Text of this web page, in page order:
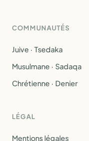
COMMUNAUTÉS
Juive · Tsedaka
Musulmane · Sadaqa
Chrétienne · Denier
LÉGAL
Mentions légales